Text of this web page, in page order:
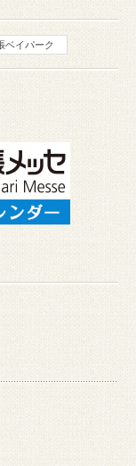
ベイパーク